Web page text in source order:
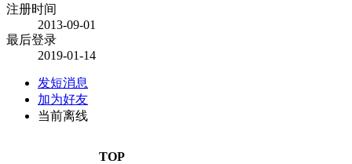
注册时间
2013-09-01
最后登录
2019-01-14
发短消息
加为好友
当前离线
TOP